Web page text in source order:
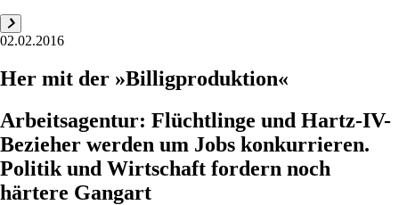
02.02.2016
Her mit der »Billigproduktion«
Arbeitsagentur: Flüchtlinge und Hartz-IV-
Bezieher werden um Jobs konkurrieren.
Politik und Wirtschaft fordern noch
härtere Gangart